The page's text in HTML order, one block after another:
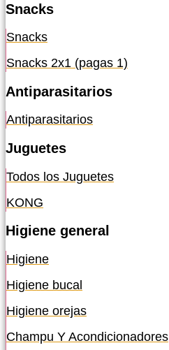
Snacks
Snacks
Snacks 2x1 (pagas 1)
Antiparasitarios
Antiparasitarios
Juguetes
Todos los Juguetes
KONG
Higiene general
Higiene
Higiene bucal
Higiene orejas
Champu Y Acondicionadores